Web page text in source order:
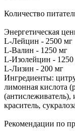
Количество
Энергетическая
L-Лейцин - 2500 мг
L-Валин - 1250 мг
L-Изолейцин - 1250
L-Лизин - 200 мг
Ингредиенты:
лимонная кислота
(антислеживатель),
краситель,
Рекомендации по